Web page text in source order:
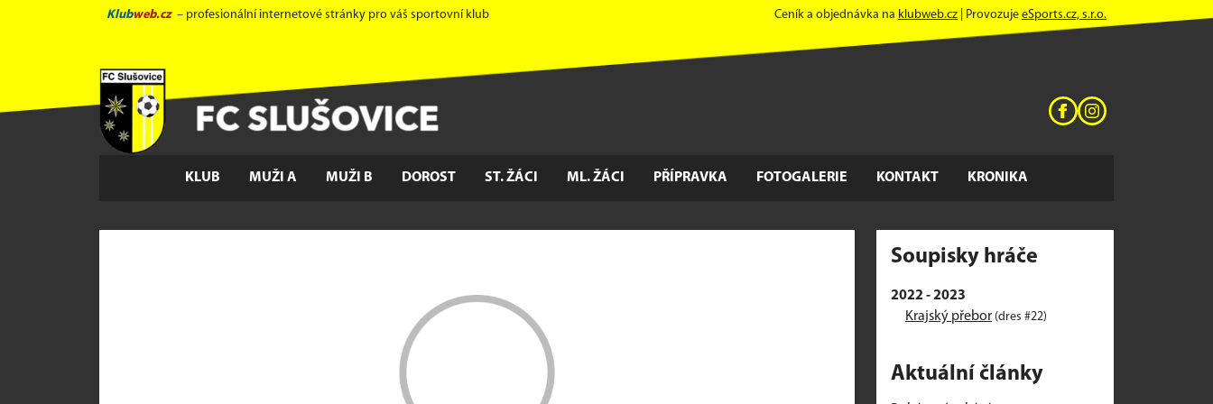
Klubweb.cz – profesionální internetové stránky pro váš sportovní klub Ceník a objednávka na klubweb.cz | Provozuje eSports.cz, s.r.o.
KLUB MUŽI A MUŽI B DOROST ST. ŽÁCI ML. ŽÁCI PŘÍPRAVKA FOTOGALERIE KONTAKT KRONIKA
Soupisky hráče
2022 - 2023
Krajský přebor (dres #22)
Aktuální články